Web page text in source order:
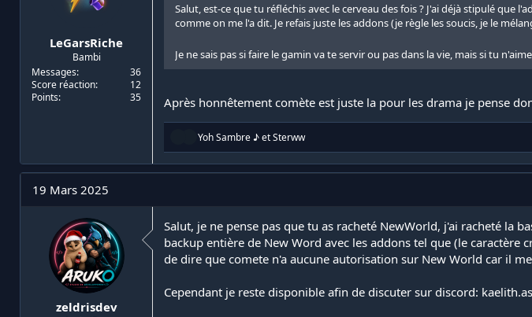
LeGarsRiche
Bambi
Messages
36
Score réaction
12
Points
35
Salut, est-ce que tu réfléchis avec le cerveau des fois ? J'ai déjà stipulé que
comme on me l'a dit. Je refais juste les addons (je règle les soucis, je le
Je ne sais pas si faire le gamin va te servir ou pas dans la vie, mais si tu
Après honnêtement comète est juste la pour les drama je pense
R
a
c
n
s
:
Yoh Sambre ♪etSterww
19 Mars 2025
zeldrisdev
Salut, je ne pense pas que tu as racheté NewWorld, j'ai racheté la
backup entière de New Word avec les addons tel que (le
de dire que comete n'a aucune autorisation sur New World car il
Cependant je reste disponible afin de discuter sur discord: